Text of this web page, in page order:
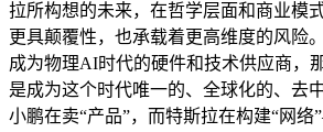
拉所构想的未来，在哲学层面和商业模
更具颠覆性，也承载着更高维度的风险
成为物理AI时代的硬件和技术供应商，
是成为这个时代唯一的、全球化的、去
小鹏在卖“产品”，而特斯拉在构建“网